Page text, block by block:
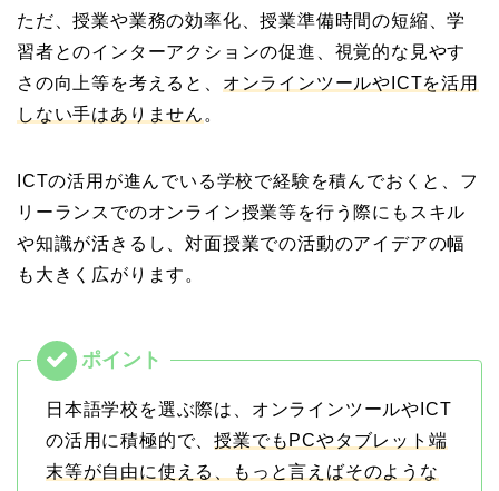
ただ、授業や業務の効率化、授業準備時間の短縮、学
習者とのインターアクションの促進、視覚的な見やす
さの向上等を考えると、 オンラインツールやICTを活用
しない手はありません 。
ICTの活用が進んでいる学校で経験を積んでおくと、フ
リーランスでのオンライン授業等を行う際にもスキル
や知識が活きるし、対面授業での活動のアイデアの幅
も大きく広がります。
日本語学校を選ぶ際は、オンラインツールやICT
の活用に積極的で、授業でもPCやタブレット端
末等が自由に使える、もっと言えばそのような